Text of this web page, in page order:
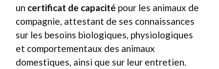
un certificat de capacité pour les animaux de
compagnie, attestant de ses connaissances
sur les besoins biologiques, physiologiques
et comportementaux des animaux
domestiques, ainsi que sur leur entretien.